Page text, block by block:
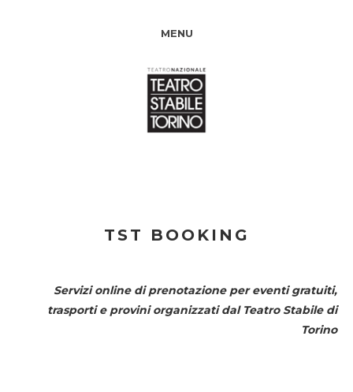
MENU
TST BOOKING
Servizi online di prenotazione per eventi gratuiti,
trasporti e provini organizzati dal Teatro Stabile di
Torino